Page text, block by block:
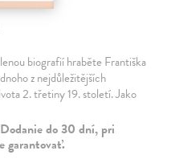
biografií hraběte Františka
z nejdůležitějších
2. třetiny 19. století. Jako
do 30 dní, pri
garantovať.